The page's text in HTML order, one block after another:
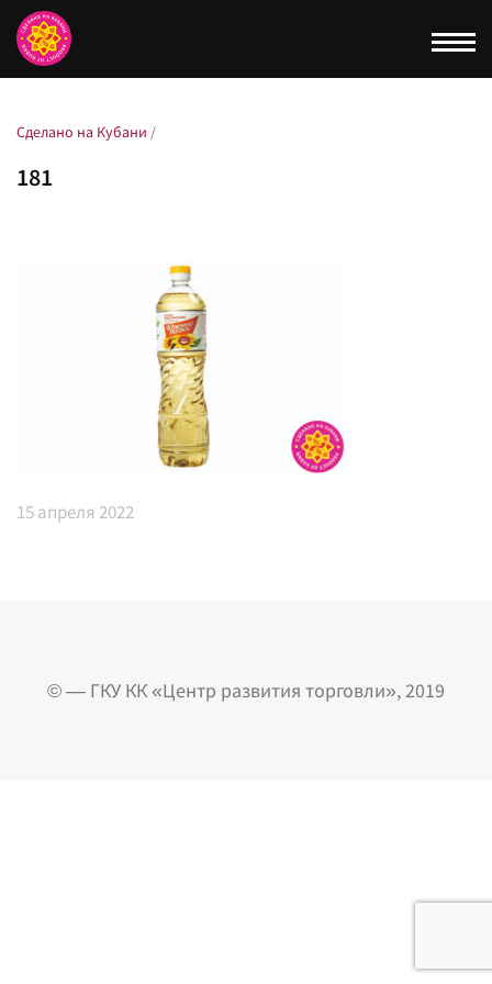
Сделано на Кубани /
181
15апреля 2022
© — ГКУ КК «Центр развития торговли», 2019